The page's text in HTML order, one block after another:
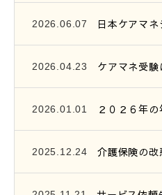
2026.06.07
2026.04.23
2026.01.01 ２０２６年
2025.12.24